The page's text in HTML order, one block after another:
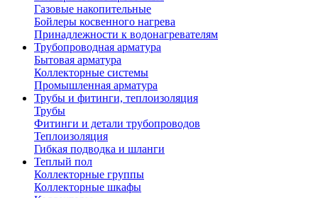
Газовые накопительные
Бойлеры косвенного нагрева
Принадлежности к водонагревателям
Трубопроводная арматура
Бытовая арматура
Коллекторные системы
Промышленная арматура
Трубы и фитинги, теплоизоляция
Трубы
Фитинги и детали трубопроводов
Теплоизоляция
Гибкая подводка и шланги
Теплый пол
Коллекторные группы
Коллекторные шкафы